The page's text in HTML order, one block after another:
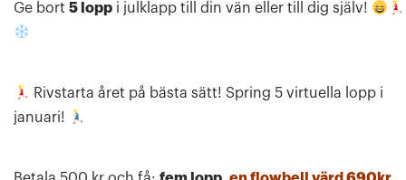
Ge bort 5 lopp i julklapp till din vän eller till dig själv!
Rivstarta året på bästa sätt! Spring 5 virtuella lopp i
januari!